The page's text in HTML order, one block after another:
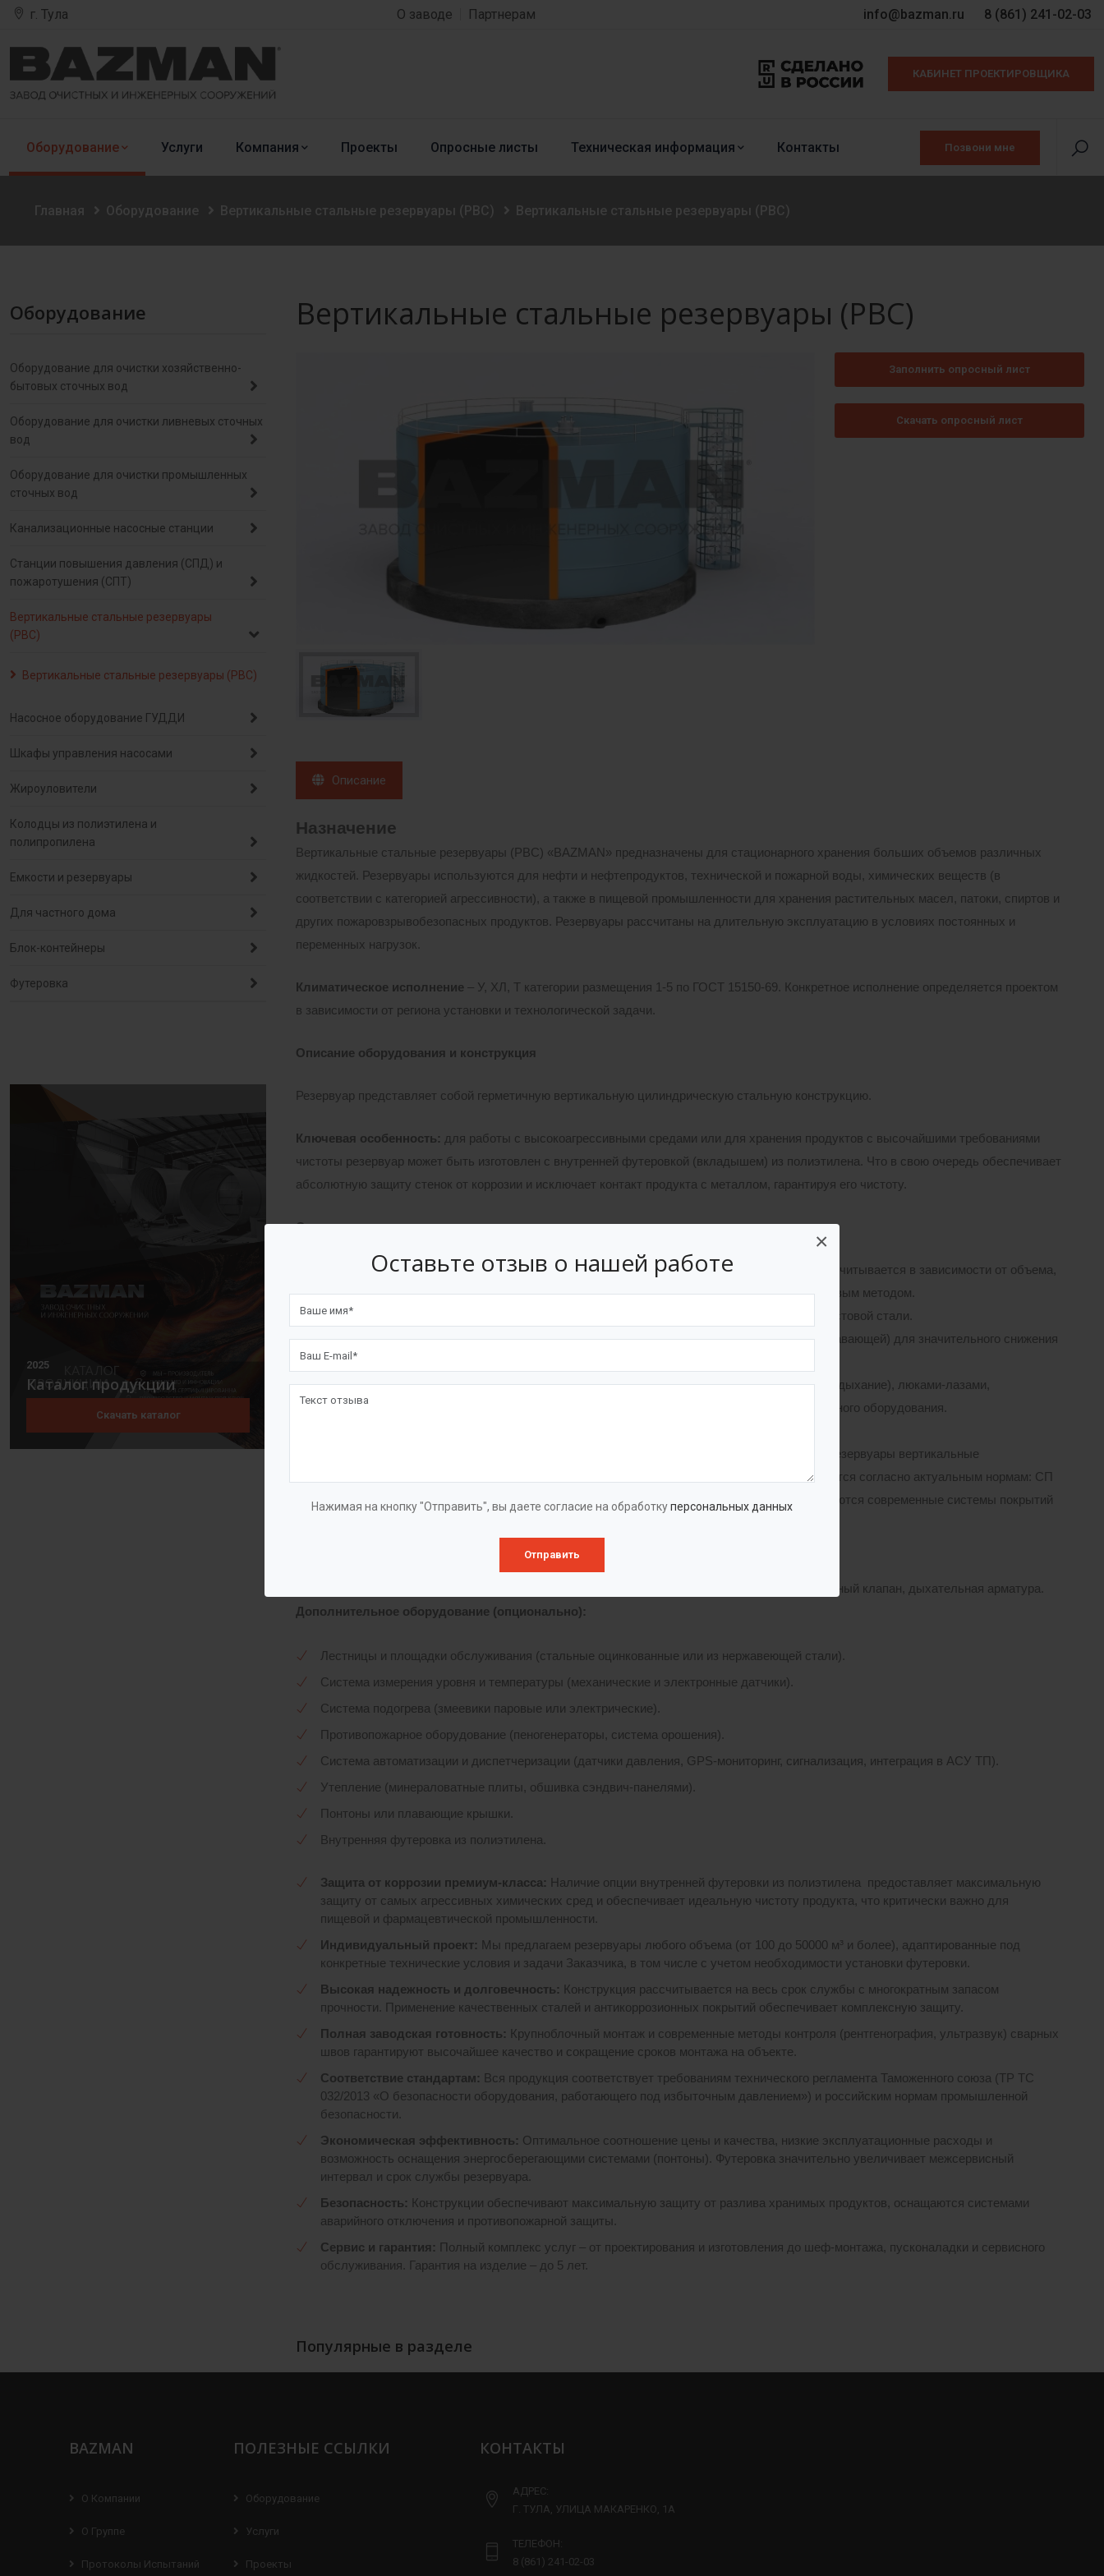
Оставьте отзыв о нашей работе
Нажимая на кнопку "Отправить", вы даете согласие на обработкуперсональных данных
Отправить
×
г. Тула О заводе Партнерам info@bazman.ru 8 (861) 241-02-03
КАБИНЕТ ПРОЕКТИРОВЩИКА
Оборудование Услуги Компания Проекты Опросные листы Техническая информация Контакты Позвони мне
Главная Оборудование Вертикальные стальные резервуары (РВС) Вертикальные стальные резервуары (РВС)
Оборудование
Оборудование для очистки хозяйственно-
бытовых сточных вод
Оборудование для очистки ливневых сточных
вод
Оборудование для очистки промышленных
сточных вод
Канализационные насосные станции
Станции повышения давления (СПД) и
пожаротушения (СПТ)
Вертикальные стальные резервуары
(РВС)
Вертикальные стальные резервуары (РВС)
Насосное оборудование ГУДДИ
Шкафы управления насосами
Жироуловители
Колодцы из полиэтилена и
полипропилена
Емкости и резервуары
Для частного дома
Блок-контейнеры
Футеровка
2025
Каталог продукции
Скачать каталог
Вертикальные стальные резервуары (РВС)
Заполнить опросный лист
Скачать опросный лист
Описание
Назначение
Вертикальные стальные резервуары (РВС) «BAZMAN» предназначены для стационарного хранения больших объемов различных
жидкостей. Резервуары используются для нефти и нефтепродуктов, технической и пожарной воды, химических веществ (в
соответствии с категорией агрессивности), а также в пищевой промышленности для хранения растительных масел, патоки, спиртов и
других пожаровзрывобезопасных продуктов. Резервуары рассчитаны на длительную эксплуатацию в условиях постоянных и
переменных нагрузок.
Климатическое исполнение – У, ХЛ, Т категории размещения 1-5 по ГОСТ 15150-69. Конкретное исполнение определяется проектом
в зависимости от региона установки и технологической задачи.
Описание оборудования и конструкция
Резервуар представляет собой герметичную вертикальную цилиндрическую стальную конструкцию.
Ключевая особенность: для работы с высокоагрессивными средами или для хранения продуктов с высочайшими требованиями
чистоты резервуар может быть изготовлен с внутренней футеровкой (вкладышем) из полиэтилена. Что в свою очередь обеспечивает
абсолютную защиту стенок от коррозии и исключает контакт продукта с металлом, гарантируя его чистоту.
Основные элементы конструкции:
Стенка (обечайка): Изготавливается из листовой высокопрочной стали, толщина которой рассчитывается в зависимости от объема,
свойств продукта и высоты столба жидкости. Монтаж осуществляется рулонным или полистовым методом.
Днище:Стандартное или щелевое (в зависимости от требований к сливу), выполненное из листовой стали.
Крыша:Конструкция может быть стационарной (конической, сферической) или понтонной (плавающей) для значительного снижения
потерь на испарение легких нефтепродуктов.
Технологическое оборудование:Комплектуется необходимыми патрубками (загрузка, слив, дыхание), люками-лазами,
измерительными устройствами уровня и температуры, системами вентиляции и противопожарного оборудования.
Все элементы конструкции производятся в соответствии с требованиями ГОСТ 31385-2016 «Резервуары вертикальные
цилиндрические стальные для нефти и нефтепродуктов». Проектирование и расчет выполняются согласно актуальным нормам: СП
16.13330.2017, СП 20.13330.2016, РД 16.01-110 ИТД. Для внешней защиты от коррозии применяются современные системы покрытий
Резервуар в сборе, комплект крепежа, основные патрубки, люк-лаз, предохранительный клапан, дыхательная арматура.
Дополнительное оборудование (опционально):
Лестницы и площадки обслуживания (стальные оцинкованные или из нержавеющей стали).
Система измерения уровня и температуры (механические и электронные датчики).
Система подогрева (змеевики паровые или электрические).
Противопожарное оборудование (пеногенераторы, система орошения).
Система автоматизации и диспетчеризации (датчики давления, GPS-мониторинг, сигнализация, интеграция в АСУ ТП).
Утепление (минераловатные плиты, обшивка сэндвич-панелями).
Понтоны или плавающие крышки.
Внутренняя футеровка из полиэтилена.
Защита от коррозии премиум-класса: Наличие опции внутренней футеровки из полиэтилена предоставляет максимальную
защиту от самых агрессивных химических сред и обеспечивает идеальную чистоту продукта, что критически важно для
пищевой и фармацевтической промышленности.
Индивидуальный проект: Мы предлагаем резервуары любого объема (от 100 до 50000 м³ и более), адаптированные под
конкретные технические условия и задачи Заказчика, в том числе с учетом необходимости установки футеровки.
Высокая надежность и долговечность: Конструкция рассчитывается на весь срок службы с многократным запасом
прочности. Применение качественных сталей и антикоррозионных покрытий обеспечивает комплексную защиту.
Полная заводская готовность: Крупноблочный монтаж и современные методы контроля (рентгенография, ультразвук) сварных
швов гарантируют высочайшее качество и сокращение сроков монтажа на объекте.
Соответствие стандартам: Вся продукция соответствует требованиям технического регламента Таможенного союза (ТР ТС
032/2013 «О безопасности оборудования, работающего под избыточным давлением») и российским нормам промышленной
безопасности.
Экономическая эффективность: Оптимальное соотношение цены и качества, низкие эксплуатационные расходы и
возможность оснащения энергосберегающими системами (понтоны). Футеровка значительно увеличивает межсервисный
интервал и срок службы резервуара.
Безопасность: Конструкции обеспечивают максимальную защиту от разлива хранимых продуктов, оснащаются системами
аварийного отключения и противопожарной защиты.
Сервис и гарантия: Полный комплекс услуг – от проектирования и изготовления до шеф-монтажа, пусконаладки и сервисного
обслуживания. Гарантия на изделие – до 5 лет.
Популярные в разделе
BAZMAN
О Компании
О Группе
Протоколы Испытаний
ПОЛЕЗНЫЕ ССЫЛКИ
Оборудование
Услуги
Проекты
КОНТАКТЫ
АДРЕС:
Г. ТУЛА, УЛИЦА МАКАРЕНКО, 1А
ТЕЛЕФОН:
8 (861) 241-02-03